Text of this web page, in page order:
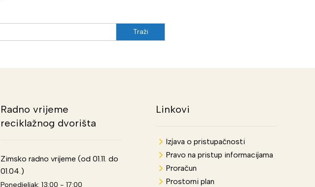
Radno vrijeme
reciklažnog dvorišta
Zimsko radno vrijeme (od 01.11. do
01.04.)
Ponedjeljak: 13:00 - 17:00
Linkovi
Izjava o pristupačnosti
Pravo na pristup informacijama
Proračun
Prostorni plan